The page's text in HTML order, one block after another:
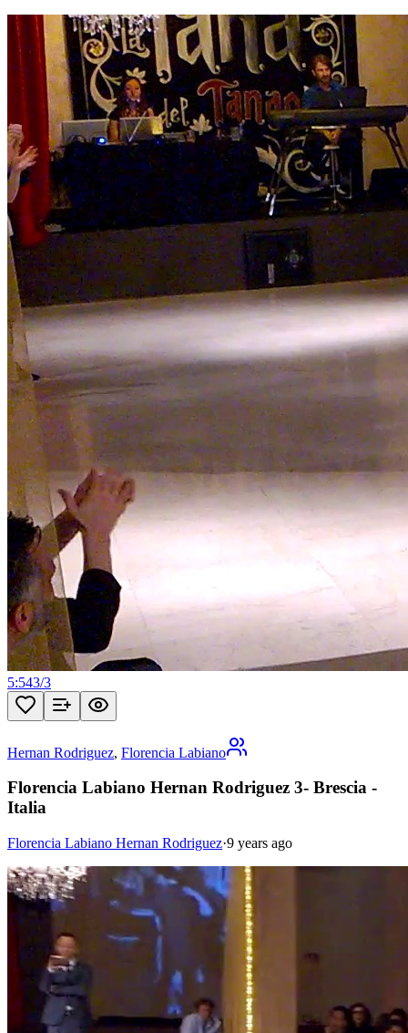
5:543/3
Hernan Rodriguez, Florencia Labiano
Florencia Labiano Hernan Rodriguez 3- Brescia -
Italia
Florencia Labiano Hernan Rodriguez·9 years ago